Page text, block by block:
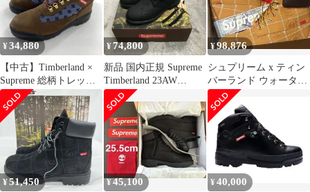
¥34,880
【中古】Timberland ×
Supreme 総柄トレッキ
ングブーツ 27.5cm
A5T1U ブラウン ブル
ー ティンバーランド シ
ュプリーム[10]
¥74,800
新品 国内正規 Supreme
Timberland 23AW
Diamond Plate 6
Premium Waterproof
Boot コラボ ブーツ テ
ィンバーランド シュプ
リーム 9 76269A1
¥98,876
シュプリーム x ティン
バーランド ウォーター
プルーフ 6インチ ブー
ツ 280
¥51,450 ¥45,100 ¥40,000